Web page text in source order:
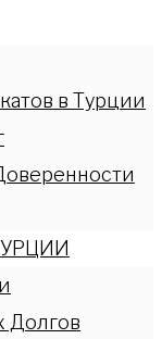
в Турции
Долгов